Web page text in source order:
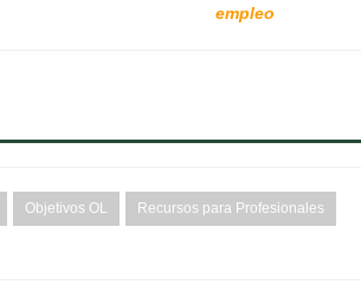
empleo
Objetivos OL Recursos para Profesionales